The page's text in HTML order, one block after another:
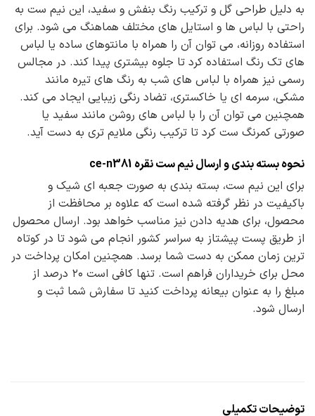
به دلیل طراحی گل و ترکیب رنگ بنفش و سفید، این نیم ست به
راحتی با لباس ها و استایل های مختلف هماهنگ می شود. برای
استفاده روزانه، می توان آن را همراه با مانتوهای ساده یا لباس
های تک رنگ استفاده کرد تا جلوه بیشتری پیدا کند. در مجالس
رسمی نیز همراه با لباس های شب به رنگ های تیره مانند
مشکی، سرمه ای یا خاکستری، تضاد رنگی زیبایی ایجاد می کند.
همچنین می توان آن را با لباس های روشن مانند سفید یا
صورتی کمرنگ ست کرد تا ترکیب رنگی ملایم تری به دست آید.
نحوه بسته بندی و ارسال نیم ست نقره ce-n381
برای این نیم ست، بسته بندی به صورت جعبه ای شیک و
باکیفیت در نظر گرفته شده است که علاوه بر محافظت از
محصول، برای هدیه دادن نیز مناسب خواهد بود. ارسال محصول
از طریق پست پیشتاز به سراسر کشور انجام می شود تا در کوتاه
ترین زمان ممکن به دست شما برسد. همچنین امکان پرداخت در
محل برای خریداران فراهم است. تنها کافی است ۲۰ درصد از
مبلغ را به عنوان بیعانه پرداخت کنید تا سفارش شما ثبت و
ارسال شود.
توضیحات تکمیلی